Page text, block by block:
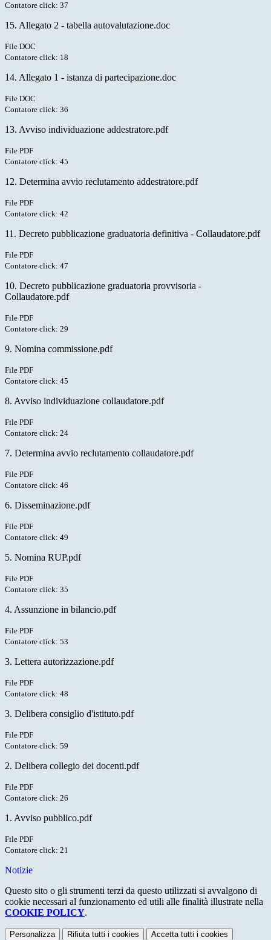
Contatore click: 37
15. Allegato 2 - tabella autovalutazione.doc
File DOC
Contatore click: 18
14. Allegato 1 - istanza di partecipazione.doc
File DOC
Contatore click: 36
13. Avviso individuazione addestratore.pdf
File PDF
Contatore click: 45
12. Determina avvio reclutamento addestratore.pdf
File PDF
Contatore click: 42
11. Decreto pubblicazione graduatoria definitiva - Collaudatore.pdf
File PDF
Contatore click: 47
10. Decreto pubblicazione graduatoria provvisoria -
Collaudatore.pdf
File PDF
Contatore click: 29
9. Nomina commissione.pdf
File PDF
Contatore click: 45
8. Avviso individuazione collaudatore.pdf
File PDF
Contatore click: 24
7. Determina avvio reclutamento collaudatore.pdf
File PDF
Contatore click: 46
6. Disseminazione.pdf
File PDF
Contatore click: 49
5. Nomina RUP.pdf
File PDF
Contatore click: 35
4. Assunzione in bilancio.pdf
File PDF
Contatore click: 53
3. Lettera autorizzazione.pdf
File PDF
Contatore click: 48
3. Delibera consiglio d'istituto.pdf
File PDF
Contatore click: 59
2. Delibera collegio dei docenti.pdf
File PDF
Contatore click: 26
1. Avviso pubblico.pdf
File PDF
Contatore click: 21
Notizie
Questo sito o gli strumenti terzi da questo utilizzati si avvalgono di
cookie necessari al funzionamento ed utili alle finalità illustrate nella
COOKIE POLICY.
Personalizza Rifiuta tutti i cookies Accetta tutti i cookies